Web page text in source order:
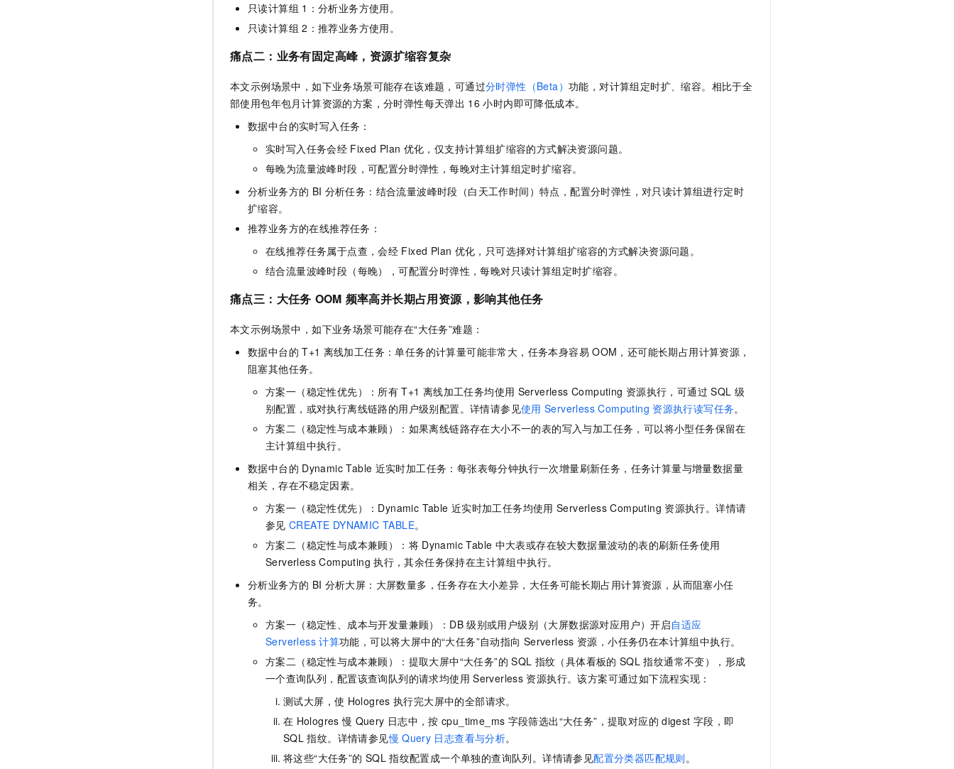
只读计算组 1：分析业务方使用。
只读计算组 2：推荐业务方使用。
痛点二：业务有固定高峰，资源扩缩容复杂
本文示例场景中，如下业务场景可能存在该难题，可通过分时弹性（Beta） 功能，对计算组定时扩、缩容。相比于全
部使用包年包月计算资源的方案，分时弹性每天弹出 16 小时内即可降低成本。
数据中台的实时写入任务：
实时写入任务会经 Fixed Plan 优化，仅支持计算组扩缩容的方式解决资源问题。
每晚为流量波峰时段，可配置分时弹性，每晚对主计算组定时扩缩容。
分析业务方的 BI 分析任务：结合流量波峰时段（白天工作时间）特点，配置分时弹性，对只读计算组进行定时
扩缩容。
推荐业务方的在线推荐任务：
在线推荐任务属于点查，会经 Fixed Plan 优化，只可选择对计算组扩缩容的方式解决资源问题。
结合流量波峰时段（每晚），可配置分时弹性，每晚对只读计算组定时扩缩容。
痛点三：大任务 OOM 频率高并长期占用资源，影响其他任务
本文示例场景中，如下业务场景可能存在“大任务”难题：
数据中台的 T+1 离线加工任务：单任务的计算量可能非常大，任务本身容易 OOM，还可能长期占用计算资源，
阻塞其他任务。
方案一（稳定性优先）：所有 T+1 离线加工任务均使用 Serverless Computing 资源执行，可通过 SQL 级
别配置，或对执行离线链路的用户级别配置。详情请参见使用 Serverless Computing 资源执行读写任务。
方案二（稳定性与成本兼顾）：如果离线链路存在大小不一的表的写入与加工任务，可以将小型任务保留在
主计算组中执行。
数据中台的 Dynamic Table 近实时加工任务：每张表每分钟执行一次增量刷新任务，任务计算量与增量数据量
相关，存在不稳定因素。
方案一（稳定性优先）：Dynamic Table 近实时加工任务均使用 Serverless Computing 资源执行。详情请
参见 CREATE DYNAMIC TABLE。
方案二（稳定性与成本兼顾）：将 Dynamic Table 中大表或存在较大数据量波动的表的刷新任务使用
Serverless Computing 执行，其余任务保持在主计算组中执行。
分析业务方的 BI 分析大屏：大屏数量多，任务存在大小差异，大任务可能长期占用计算资源，从而阻塞小任
务。
方案一（稳定性、成本与开发量兼顾）：DB 级别或用户级别（大屏数据源对应用户）开启自适应
Serverless 计算功能，可以将大屏中的“大任务”自动指向 Serverless 资源，小任务仍在本计算组中执行。
方案二（稳定性与成本兼顾）：提取大屏中“大任务”的 SQL 指纹（具体看板的 SQL 指纹通常不变），形成
一个查询队列，配置该查询队列的请求均使用 Serverless 资源执行。该方案可通过如下流程实现：
测试大屏，使 Hologres 执行完大屏中的全部请求。
在 Hologres 慢 Query 日志中，按 cpu_time_ms 字段筛选出“大任务”，提取对应的 digest 字段，即
SQL 指纹。详情请参见慢 Query 日志查看与分析。
将这些“大任务”的 SQL 指纹配置成一个单独的查询队列。详情请参见配置分类器匹配规则 。